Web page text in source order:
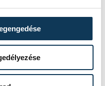
BETÖLTÉSE
NB I/B